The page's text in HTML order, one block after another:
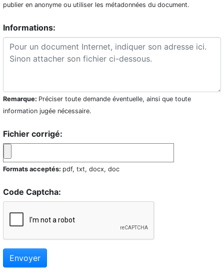
publier en anonyme ou utiliser les métadonnées du document.
Informations:
Remarque: Préciser toute demande éventuelle, ainsi que toute
information jugée nécessaire.
Fichier corrigé:
Formats acceptés: pdf, txt, docx, doc
Code Captcha:
Envoyer